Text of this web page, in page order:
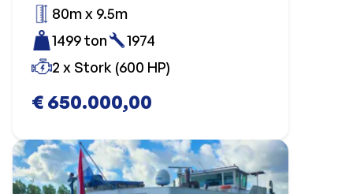
€ 650.000,00
80m x 9.5m
1499 ton
1974
2 x Stork (600 HP)